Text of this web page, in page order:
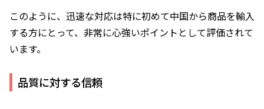
このように、迅速な対応は特に初めて中国から商品を輸入
する方にとって、非常に心強いポイントとして評価されて
います。
品質に対する信頼